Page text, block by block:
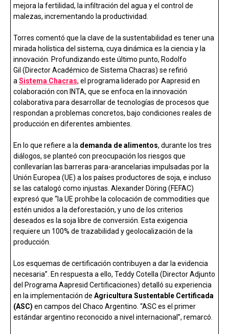
mejora la fertilidad, la infiltración del agua y el control de
malezas, incrementando la productividad.
Torres comentó que la clave de la sustentabilidad es tener una
mirada holística del sistema, cuya dinámica es la ciencia y la
innovación. Profundizando este último punto, Rodolfo
Gil (Director Académico de Sistema Chacras) se refirió
a Sistema Chacras, el programa liderado por Aapresid en
colaboración con INTA, que se enfoca en la innovación
colaborativa para desarrollar de tecnologías de procesos que
respondan a problemas concretos, bajo condiciones reales de
producción en diferentes ambientes.
En lo que refiere a la demanda de alimentos, durante los tres
diálogos, se planteó con preocupación los riesgos que
conllevarían las barreras para-arancelarias impulsadas por la
Unión Europea (UE) a los países productores de soja, e incluso
se las catalogó como injustas. Alexander Döring (FEFAC)
expresó que “la UE prohíbe la colocación de commodities que
estén unidos a la deforestación, y uno de los criterios
deseados es la soja libre de conversión. Esta exigencia
requiere un 100% de trazabilidad y geolocalización de la
producción.
Los esquemas de certificación contribuyen a dar la evidencia
necesaria”. En respuesta a ello, Teddy Cotella (Director Adjunto
del Programa Aapresid Certificaciones) detalló su experiencia
en la implementación de Agricultura Sustentable Certificada
(ASC) en campos del Chaco Argentino. “ASC es el primer
estándar argentino reconocido a nivel internacional”, remarcó.